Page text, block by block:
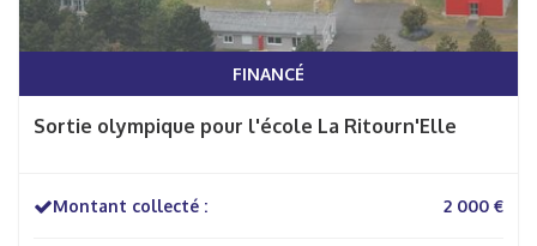
FINANCÉ
Sortie olympique pour l'école La Ritourn'Elle
Montant collecté : 2 000 €